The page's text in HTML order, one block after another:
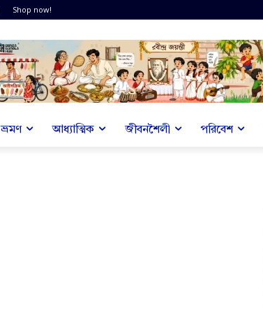
Shop now!
ভ্রমণ আধ্যাত্মিক জীবনশৈলী পরিবেশ